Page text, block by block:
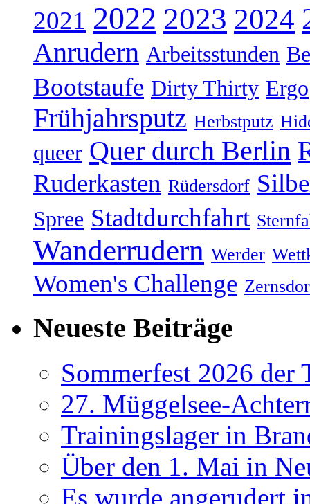
2021 2022 2023 2024
Anrudern Arbeitsstunden
Bootstaufe Dirty Thirty Ergo
Frühjahrsputz Herbstputz
queer Quer durch Berlin
Ruderkasten Rüdersdorf
Spree Stadtdurchfahrt
Wanderrudern Werder
Women's Challenge
Neueste Beiträge
Sommerfest 2026 der
27. Müggelsee-
Trainingslager in
Über den 1. Mai in
Es wurde angerudert